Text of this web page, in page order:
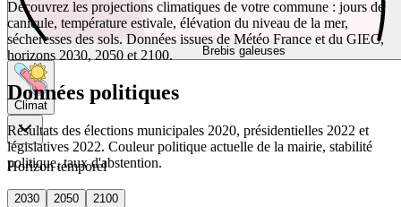
Brebis galeuses
Climat
Horizon temporel
2030 2050
2100
Découvrez les projections climatiques de votre commune : jours de
canicule, température estivale, élévation du niveau de la mer,
sécheresses des sols. Données issues de Météo France et du GIEC,
horizons 2030, 2050 et 2100.
Données politiques
Résultats des élections municipales 2020, présidentielles 2022 et
législatives 2022. Couleur politique actuelle de la mairie, stabilité
politique, taux d'abstention.